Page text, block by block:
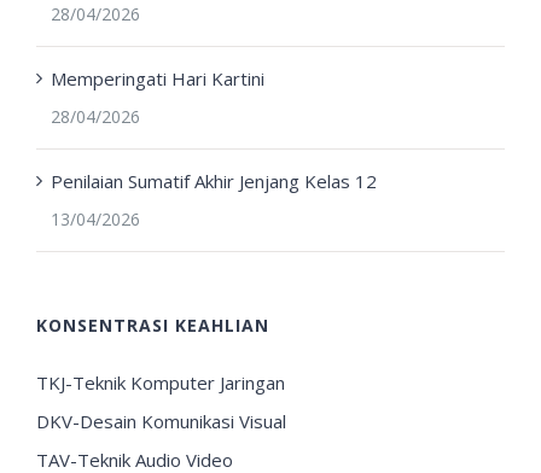
28/04/2026
Memperingati Hari Kartini
28/04/2026
Penilaian Sumatif Akhir Jenjang Kelas 12
13/04/2026
KONSENTRASI KEAHLIAN
TKJ-Teknik Komputer Jaringan
DKV-Desain Komunikasi Visual
TAV-Teknik Audio Video